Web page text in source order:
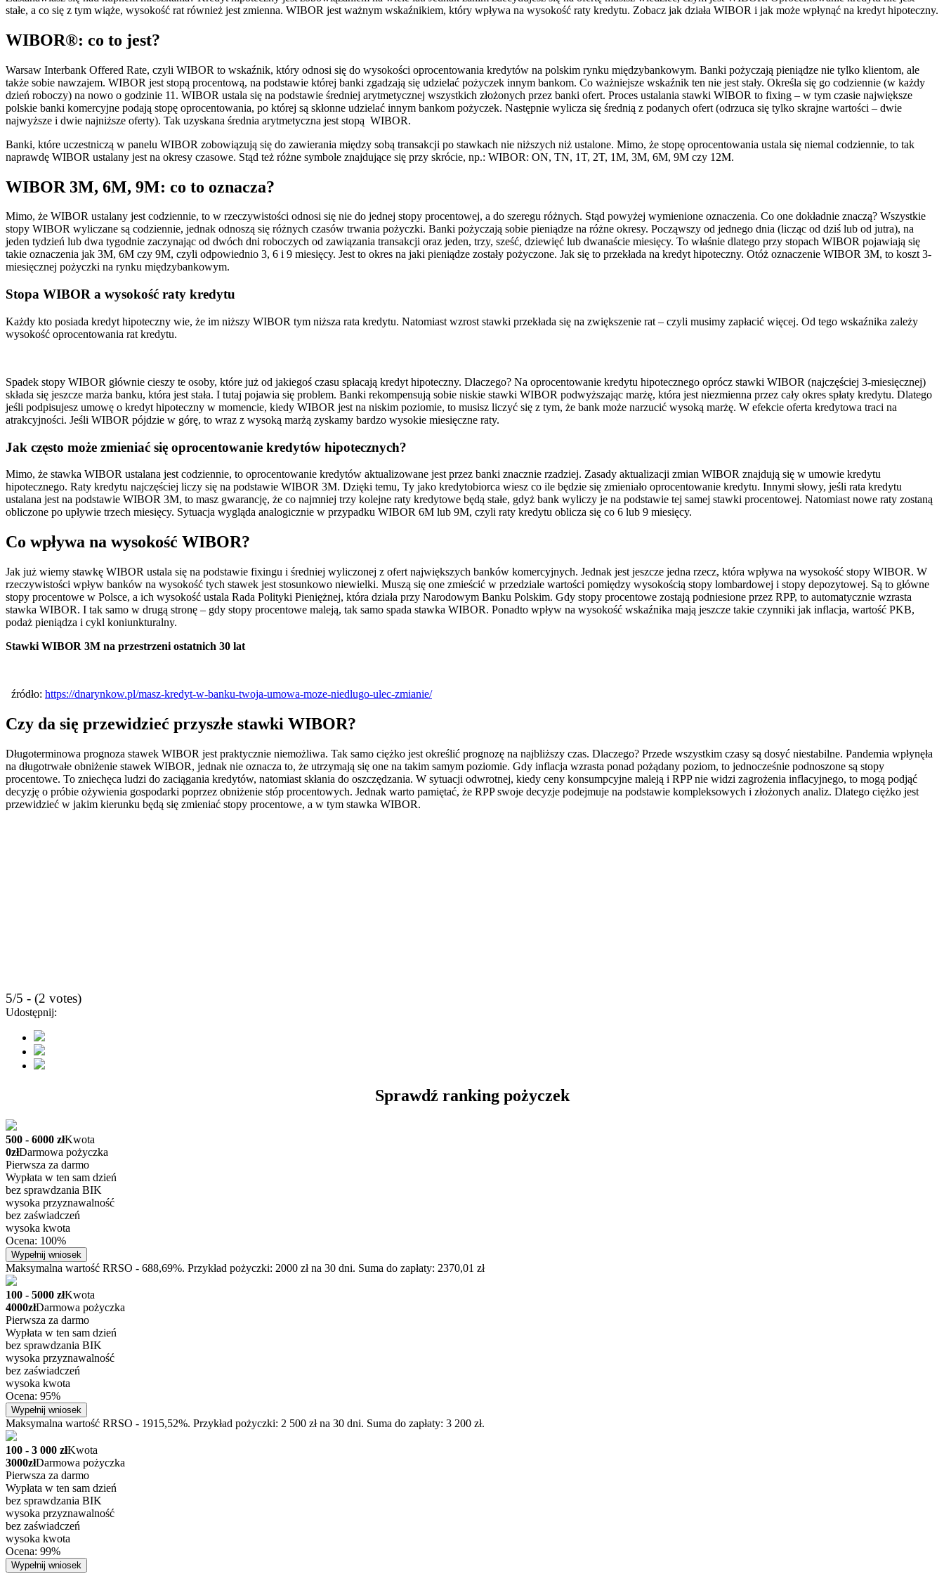
stałe, a co się z tym wiąże, wysokość rat również jest zmienna. WIBOR jest ważnym wskaźnikiem, który wpływa na wysokość raty kredytu. Zobacz jak działa WIBOR i jak może wpłynąć na kredyt hipoteczny.
WIBOR®: co to jest?
Warsaw Interbank Offered Rate, czyli WIBOR to wskaźnik, który odnosi się do wysokości oprocentowania kredytów na polskim rynku międzybankowym. Banki pożyczają pieniądze nie tylko klientom, ale
także sobie nawzajem. WIBOR jest stopą procentową, na podstawie której banki zgadzają się udzielać pożyczek innym bankom. Co ważniejsze wskaźnik ten nie jest stały. Określa się go codziennie (w każdy
dzień roboczy) na nowo o godzinie 11. WIBOR ustala się na podstawie średniej arytmetycznej wszystkich złożonych przez banki ofert. Proces ustalania stawki WIBOR to fixing – w tym czasie największe
polskie banki komercyjne podają stopę oprocentowania, po której są skłonne udzielać innym bankom pożyczek. Następnie wylicza się średnią z podanych ofert (odrzuca się tylko skrajne wartości – dwie
najwyższe i dwie najniższe oferty). Tak uzyskana średnia arytmetyczna jest stopą WIBOR.
Banki, które uczestniczą w panelu WIBOR zobowiązują się do zawierania między sobą transakcji po stawkach nie niższych niż ustalone. Mimo, że stopę oprocentowania ustala się niemal codziennie, to tak
naprawdę WIBOR ustalany jest na okresy czasowe. Stąd też różne symbole znajdujące się przy skrócie, np.: WIBOR: ON, TN, 1T, 2T, 1M, 3M, 6M, 9M czy 12M.
WIBOR 3M, 6M, 9M: co to oznacza?
Mimo, że WIBOR ustalany jest codziennie, to w rzeczywistości odnosi się nie do jednej stopy procentowej, a do szeregu różnych. Stąd powyżej wymienione oznaczenia. Co one dokładnie znaczą? Wszystkie
stopy WIBOR wyliczane są codziennie, jednak odnoszą się różnych czasów trwania pożyczki. Banki pożyczają sobie pieniądze na różne okresy. Począwszy od jednego dnia (licząc od dziś lub od jutra), na
jeden tydzień lub dwa tygodnie zaczynając od dwóch dni roboczych od zawiązania transakcji oraz jeden, trzy, sześć, dziewięć lub dwanaście miesięcy. To właśnie dlatego przy stopach WIBOR pojawiają się
takie oznaczenia jak 3M, 6M czy 9M, czyli odpowiednio 3, 6 i 9 miesięcy. Jest to okres na jaki pieniądze zostały pożyczone. Jak się to przekłada na kredyt hipoteczny. Otóż oznaczenie WIBOR 3M, to koszt 3-
miesięcznej pożyczki na rynku międzybankowym.
Stopa WIBOR a wysokość raty kredytu
Każdy kto posiada kredyt hipoteczny wie, że im niższy WIBOR tym niższa rata kredytu. Natomiast wzrost stawki przekłada się na zwiększenie rat – czyli musimy zapłacić więcej. Od tego wskaźnika zależy
wysokość oprocentowania rat kredytu.
Spadek stopy WIBOR głównie cieszy te osoby, które już od jakiegoś czasu spłacają kredyt hipoteczny. Dlaczego? Na oprocentowanie kredytu hipotecznego oprócz stawki WIBOR (najczęściej 3-miesięcznej)
składa się jeszcze marża banku, która jest stała. I tutaj pojawia się problem. Banki rekompensują sobie niskie stawki WIBOR podwyższając marżę, która jest niezmienna przez cały okres spłaty kredytu. Dlatego
jeśli podpisujesz umowę o kredyt hipoteczny w momencie, kiedy WIBOR jest na niskim poziomie, to musisz liczyć się z tym, że bank może narzucić wysoką marżę. W efekcie oferta kredytowa traci na
atrakcyjności. Jeśli WIBOR pójdzie w górę, to wraz z wysoką marżą zyskamy bardzo wysokie miesięczne raty.
Jak często może zmieniać się oprocentowanie kredytów hipotecznych?
Mimo, że stawka WIBOR ustalana jest codziennie, to oprocentowanie kredytów aktualizowane jest przez banki znacznie rzadziej. Zasady aktualizacji zmian WIBOR znajdują się w umowie kredytu
hipotecznego. Raty kredytu najczęściej liczy się na podstawie WIBOR 3M. Dzięki temu, Ty jako kredytobiorca wiesz co ile będzie się zmieniało oprocentowanie kredytu. Innymi słowy, jeśli rata kredytu
ustalana jest na podstawie WIBOR 3M, to masz gwarancję, że co najmniej trzy kolejne raty kredytowe będą stałe, gdyż bank wyliczy je na podstawie tej samej stawki procentowej. Natomiast nowe raty zostaną
obliczone po upływie trzech miesięcy. Sytuacja wygląda analogicznie w przypadku WIBOR 6M lub 9M, czyli raty kredytu oblicza się co 6 lub 9 miesięcy.
Co wpływa na wysokość WIBOR?
Jak już wiemy stawkę WIBOR ustala się na podstawie fixingu i średniej wyliczonej z ofert największych banków komercyjnych. Jednak jest jeszcze jedna rzecz, która wpływa na wysokość stopy WIBOR. W
rzeczywistości wpływ banków na wysokość tych stawek jest stosunkowo niewielki. Muszą się one zmieścić w przedziale wartości pomiędzy wysokością stopy lombardowej i stopy depozytowej. Są to główne
stopy procentowe w Polsce, a ich wysokość ustala Rada Polityki Pieniężnej, która działa przy Narodowym Banku Polskim. Gdy stopy procentowe zostają podniesione przez RPP, to automatycznie wzrasta
stawka WIBOR. I tak samo w drugą stronę – gdy stopy procentowe maleją, tak samo spada stawka WIBOR. Ponadto wpływ na wysokość wskaźnika mają jeszcze takie czynniki jak inflacja, wartość PKB,
podaż pieniądza i cykl koniunkturalny.
Stawki WIBOR 3M na przestrzeni ostatnich 30 lat
źródło: https://dnarynkow.pl/masz-kredyt-w-banku-twoja-umowa-moze-niedlugo-ulec-zmianie/
Czy da się przewidzieć przyszłe stawki WIBOR?
Długoterminowa prognoza stawek WIBOR jest praktycznie niemożliwa. Tak samo ciężko jest określić prognozę na najbliższy czas. Dlaczego? Przede wszystkim czasy są dosyć niestabilne. Pandemia wpłynęła
na długotrwałe obniżenie stawek WIBOR, jednak nie oznacza to, że utrzymają się one na takim samym poziomie. Gdy inflacja wzrasta ponad pożądany poziom, to jednocześnie podnoszone są stopy
procentowe. To zniechęca ludzi do zaciągania kredytów, natomiast skłania do oszczędzania. W sytuacji odwrotnej, kiedy ceny konsumpcyjne maleją i RPP nie widzi zagrożenia inflacyjnego, to mogą podjąć
decyzję o próbie ożywienia gospodarki poprzez obniżenie stóp procentowych. Jednak warto pamiętać, że RPP swoje decyzje podejmuje na podstawie kompleksowych i złożonych analiz. Dlatego ciężko jest
przewidzieć w jakim kierunku będą się zmieniać stopy procentowe, a w tym stawka WIBOR.
5/5 - (2 votes)
Udostępnij:
Sprawdź ranking pożyczek
500 - 6000 złKwota
0złDarmowa pożyczka
Pierwsza za darmo
Wypłata w ten sam dzień
bez sprawdzania BIK
wysoka przyznawalność
bez zaświadczeń
wysoka kwota
Ocena: 100%
Wypełnij wniosek
Maksymalna wartość RRSO - 688,69%. Przykład pożyczki: 2000 zł na 30 dni. Suma do zapłaty: 2370,01 zł
100 - 5000 złKwota
4000złDarmowa pożyczka
Pierwsza za darmo
Wypłata w ten sam dzień
bez sprawdzania BIK
wysoka przyznawalność
bez zaświadczeń
wysoka kwota
Ocena: 95%
Wypełnij wniosek
Maksymalna wartość RRSO - 1915,52%. Przykład pożyczki: 2 500 zł na 30 dni. Suma do zapłaty: 3 200 zł.
100 - 3 000 złKwota
3000złDarmowa pożyczka
Pierwsza za darmo
Wypłata w ten sam dzień
bez sprawdzania BIK
wysoka przyznawalność
bez zaświadczeń
wysoka kwota
Ocena: 99%
Wypełnij wniosek